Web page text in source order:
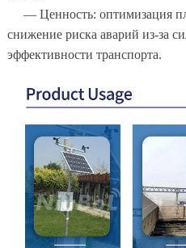
— Ценность: оптимизация
снижение риска аварий из-за
эффективности транспорта.